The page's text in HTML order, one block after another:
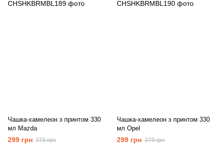
Чашка-хамелеон з принтом 330
мл Mazda
299 грн 379 грн
Чашка-хамелеон з принтом 330
мл Opel
299 грн 379 грн